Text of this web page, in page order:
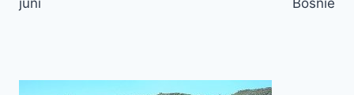
juni
Bosnië